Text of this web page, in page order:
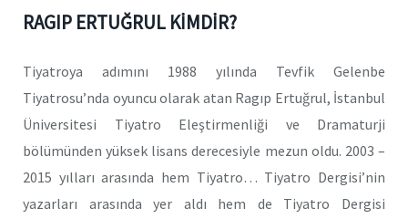
RAGIP ERTUĞRUL KİMDİR?
Tiyatroya adımını 1988 yılında Tevfik Gelenbe
Tiyatrosu’nda oyuncu olarak atan Ragıp Ertuğrul, İstanbul
Üniversitesi Tiyatro Eleştirmenliği ve Dramaturji
bölümünden yüksek lisans derecesiyle mezun oldu. 2003 –
2015 yılları arasında hem Tiyatro… Tiyatro Dergisi’nin
yazarları arasında yer aldı hem de Tiyatro Dergisi